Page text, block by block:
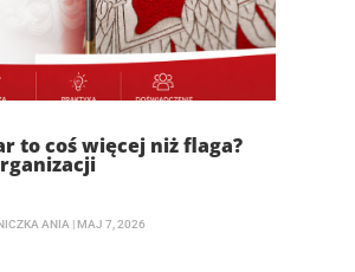
to coś więcej niż flaga?
ANIA | MAJ 7, 2026